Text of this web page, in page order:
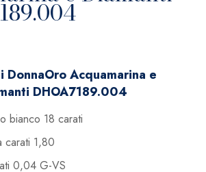
DonnaOro Acquamarina e
DHOA7189.004
bianco 18 carati
carati 1,80
0,04 G-VS